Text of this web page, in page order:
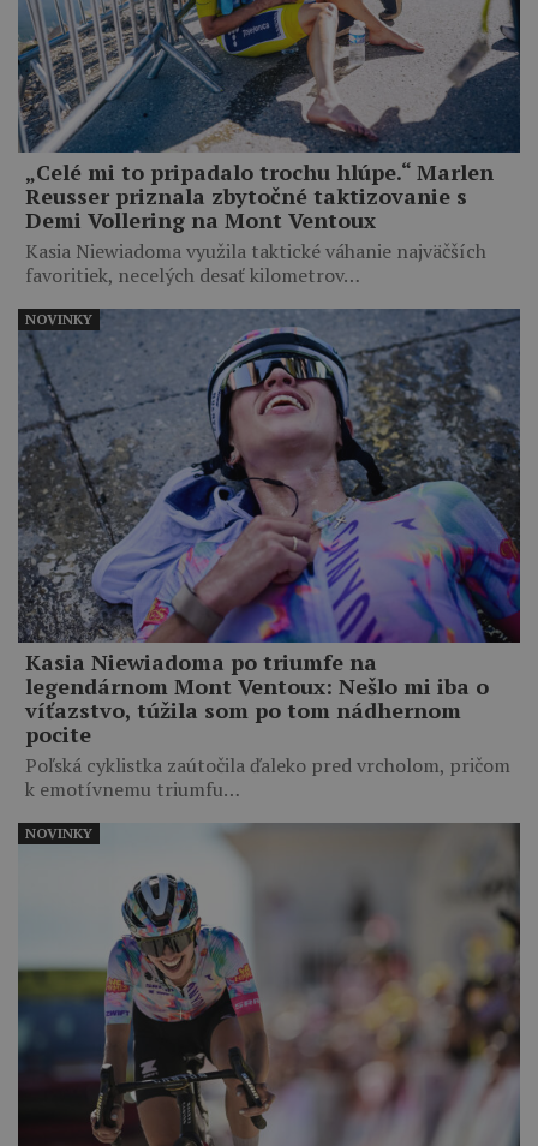
„Celé mi to pripadalo trochu hlúpe.“ Marlen
Reusser priznala zbytočné taktizovanie s
Demi Vollering na Mont Ventoux
Kasia Niewiadoma využila taktické váhanie najväčších
favoritiek, necelých desať kilometrov…
Kasia Niewiadoma po triumfe na
legendárnom Mont Ventoux: Nešlo mi iba o
víťazstvo, túžila som po tom nádhernom
pocite
Poľská cyklistka zaútočila ďaleko pred vrcholom, pričom
k emotívnemu triumfu…
NOVINKY
NOVINKY